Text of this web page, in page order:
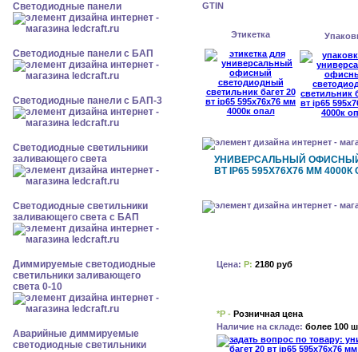
Cветодиодные панели
Cветодиодные панели с БАП
Cветодиодные панели с БАП-3
Светодиодные светильники
заливающего света
Светодиодные светильники
заливающего света с БАП
Диммируемые светодиодные
светильники заливающего
света 0-10
Аварийные диммируемые
светодиодные светильники
GTIN
Этикетка
УНИВЕРСАЛЬНЫЙ
ВТ IP65 595X76X76 ММ
Цена: Р: 2180 руб
*Р - Розничная цена
Наличие на складе: более 100